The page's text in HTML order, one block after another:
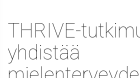
THRIVE-
yhdistää